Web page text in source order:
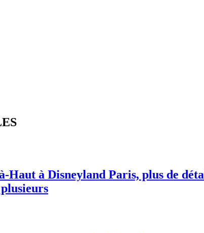
Haut à Disneyland Paris, plus de